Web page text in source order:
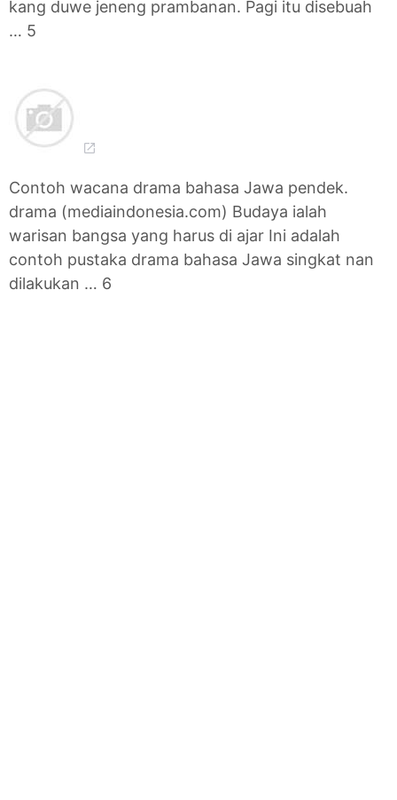
kang duwe jeneng prambanan. Pagi itu disebuah
… 5
Contoh wacana drama bahasa Jawa pendek.
drama (mediaindonesia.com) Budaya ialah
warisan bangsa yang harus di ajar Ini adalah
contoh pustaka drama bahasa Jawa singkat nan
dilakukan … 6